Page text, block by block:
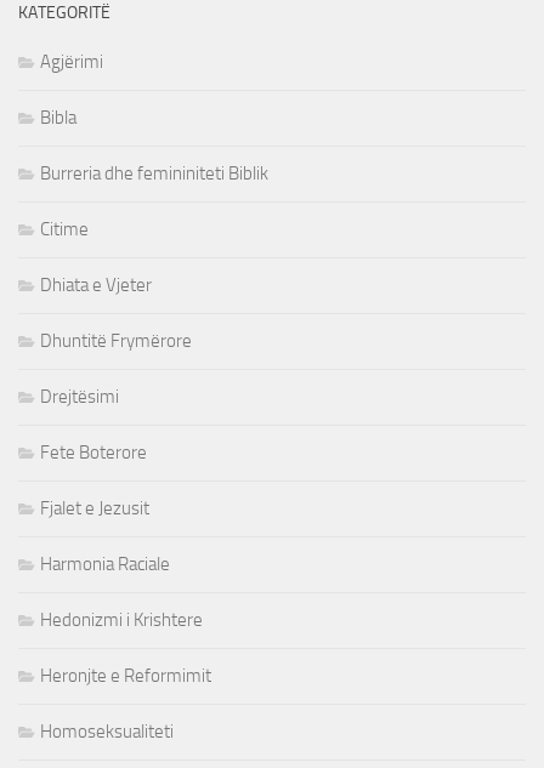
KATEGORITË
Agjërimi
Bibla
Burreria dhe femininiteti Biblik
Citime
Dhiata e Vjeter
Dhuntitë Frymërore
Drejtësimi
Fete Boterore
Fjalet e Jezusit
Harmonia Raciale
Hedonizmi i Krishtere
Heronjte e Reformimit
Homoseksualiteti